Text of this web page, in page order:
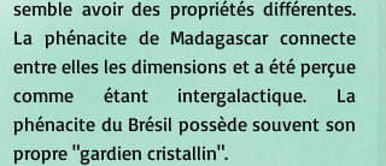
semble avoir des propriétés différentes.
La phénacite de Madagascar connecte
entre elles les dimensions et a été perçue
comme étant intergalactique. La
phénacite du Brésil possède souvent son
propre "gardien cristallin".